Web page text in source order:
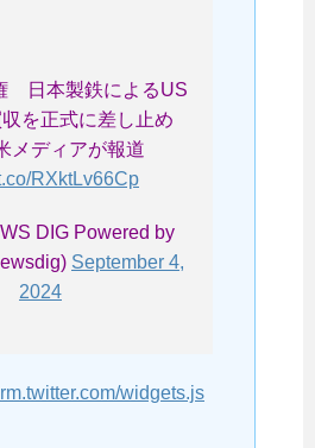
日本製鉄によるUS
を正式に差し止め
ディアが報道
RXktLv66Cp
DIG Powered by
September 4,
2024
widgets.js